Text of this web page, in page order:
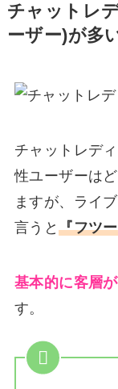
チャットレ
ーザー)が多
チャットレデ
性ユーザーは
ますが、ライ
言うと『フツ
基本的に客層
す。